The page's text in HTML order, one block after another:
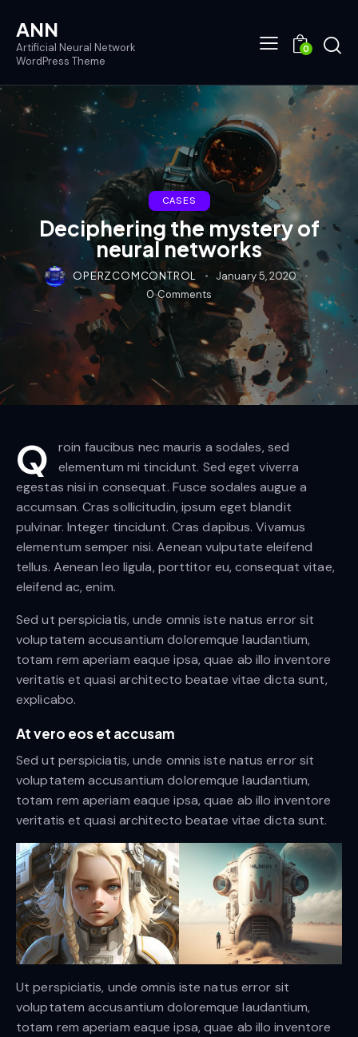
ANN
Artificial Neural Network
WordPress Theme
0
CASES
Deciphering the mystery of
neural networks
OPERZCOMCONTROL
January 5, 2020
0 Comments
Q
roin faucibus nec mauris a sodales, sed
elementum mi tincidunt. Sed eget viverra
egestas nisi in consequat. Fusce sodales augue a
accumsan. Cras sollicitudin, ipsum eget blandit
pulvinar. Integer tincidunt. Cras dapibus. Vivamus
elementum semper nisi. Aenean vulputate eleifend
tellus. Aenean leo ligula, porttitor eu, consequat vitae,
eleifend ac, enim.
Sed ut perspiciatis, unde omnis iste natus error sit
voluptatem accusantium doloremque laudantium,
totam rem aperiam eaque ipsa, quae ab illo inventore
veritatis et quasi architecto beatae vitae dicta sunt,
explicabo.
At vero eos et accusam
Sed ut perspiciatis, unde omnis iste natus error sit
voluptatem accusantium doloremque laudantium,
totam rem aperiam eaque ipsa, quae ab illo inventore
veritatis et quasi architecto beatae vitae dicta sunt.
Ut perspiciatis, unde omnis iste natus error sit
voluptatem accusantium doloremque laudantium,
totam rem aperiam eaque ipsa, quae ab illo inventore